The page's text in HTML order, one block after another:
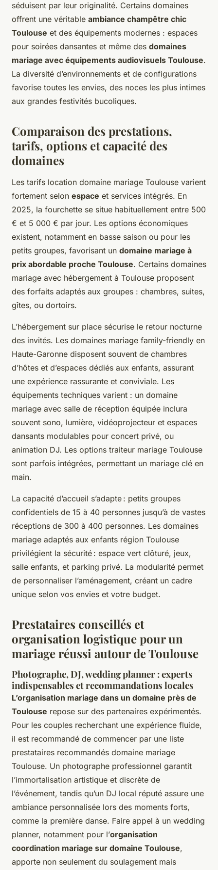
séduisent par leur originalité. Certains domaines
offrent une véritable ambiance champêtre chic
Toulouse et des équipements modernes : espaces
pour soirées dansantes et même des domaines
mariage avec équipements audiovisuels Toulouse.
La diversité d’environnements et de configurations
favorise toutes les envies, des noces les plus intimes
aux grandes festivités bucoliques.
Comparaison des prestations,
tarifs, options et capacité des
domaines
Les tarifs location domaine mariage Toulouse varient
fortement selon espace et services intégrés. En
2025, la fourchette se situe habituellement entre 500
€ et 5 000 € par jour. Les options économiques
existent, notamment en basse saison ou pour les
petits groupes, favorisant un domaine mariage à
prix abordable proche Toulouse. Certains domaines
mariage avec hébergement à Toulouse proposent
des forfaits adaptés aux groupes : chambres, suites,
gîtes, ou dortoirs.
L’hébergement sur place sécurise le retour nocturne
des invités. Les domaines mariage family-friendly en
Haute-Garonne disposent souvent de chambres
d’hôtes et d’espaces dédiés aux enfants, assurant
une expérience rassurante et conviviale. Les
équipements techniques varient : un domaine
mariage avec salle de réception équipée inclura
souvent sono, lumière, vidéoprojecteur et espaces
dansants modulables pour concert privé, ou
animation DJ. Les options traiteur mariage Toulouse
sont parfois intégrées, permettant un mariage clé en
main.
La capacité d’accueil s’adapte : petits groupes
confidentiels de 15 à 40 personnes jusqu’à de vastes
réceptions de 300 à 400 personnes. Les domaines
mariage adaptés aux enfants région Toulouse
privilégient la sécurité : espace vert clôturé, jeux,
salle enfants, et parking privé. La modularité permet
de personnaliser l’aménagement, créant un cadre
unique selon vos envies et votre budget.
Prestataires conseillés et
organisation logistique pour un
mariage réussi autour de Toulouse
Photographe, DJ, wedding planner : experts
indispensables et recommandations locales
L’organisation mariage dans un domaine près de
Toulouse repose sur des partenaires expérimentés.
Pour les couples recherchant une expérience fluide,
il est recommandé de commencer par une liste
prestataires recommandés domaine mariage
Toulouse. Un photographe professionnel garantit
l’immortalisation artistique et discrète de
l’événement, tandis qu’un DJ local réputé assure une
ambiance personnalisée lors des moments forts,
comme la première danse. Faire appel à un wedding
planner, notamment pour l’organisation
coordination mariage sur domaine Toulouse,
apporte non seulement du soulagement mais